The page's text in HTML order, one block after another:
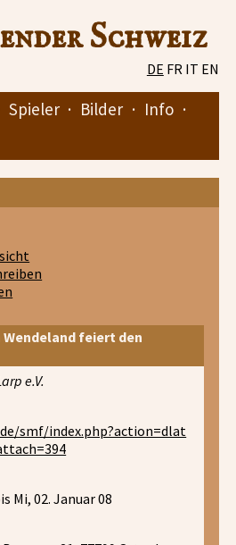
Schweiz
DE FR IT EN
Spieler · Bilder · Info ·
feiert den
e.V.
smf/index.php?action=dlat
Mi, 02. Januar 08